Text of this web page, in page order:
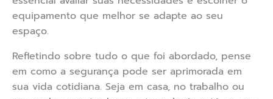
equipamento que melhor se adapte ao seu
espaço.
Refletindo sobre tudo o que foi abordado, pense
em como a segurança pode ser aprimorada em
sua vida cotidiana. Seja em casa, no trabalho ou